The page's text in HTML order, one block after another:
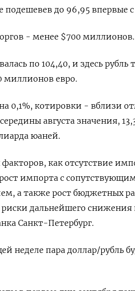
подешевев до 96,95 впервые
- менее $700 миллионов.
по 104,40, и здесь рубль
миллионов евро.
0,1%, котировки - вблизи
августа значения,
юаней.
как отсутствие
импорта с
а также рост бюджетных
риски дальнейшего
Санкт-Петербург.
неделе пара доллар/рубль